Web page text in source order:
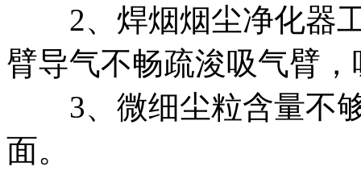
2、焊烟烟尘净化器工
臂导气不畅疏浚吸气臂
3、微细尘粒含量不够
面。